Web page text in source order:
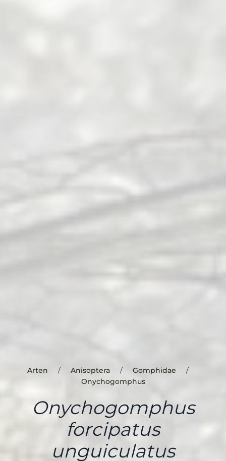
Arten Anisoptera
Gomphidae
Onychogomphus
Onychogomphus
forcipatus
unguiculatus